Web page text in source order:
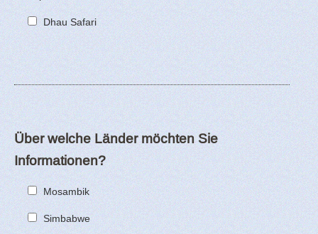
Dhau Safari
Über welche Länder möchten Sie
Informationen?
Mosambik
Simbabwe